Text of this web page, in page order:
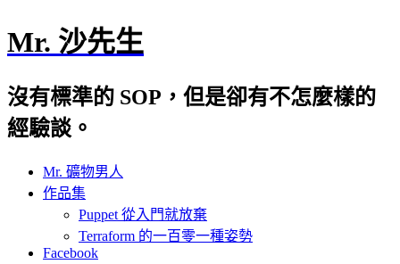
Mr. 沙先生
沒有標準的 SOP，但是卻有不怎麼樣的
經驗談。
Mr. 礦物男人
作品集
Puppet 從入門就放棄
Terraform 的一百零一種姿勢
Facebook